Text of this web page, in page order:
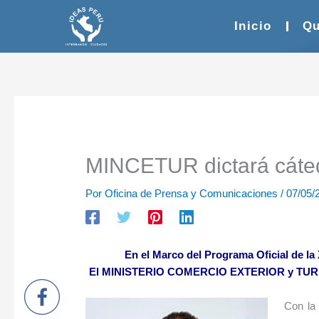
Inicio
MINCETUR dictará
PorOficina de Prensa y Comunicaciones/07/05/
En el Marco del Programa Oficial de
El MINISTERIO COMERCIO EXTERIOR y
Con la